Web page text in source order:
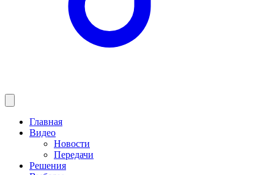
Главная
Видео
Новости
Передачи
Решения